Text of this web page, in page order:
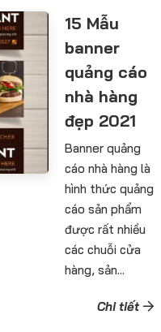
15 Mẫu
banner
quảng cáo
nhà hàng
đẹp 2021
Banner quảng
cáo nhà hàng là
hình thức quảng
cáo sản phẩm
được rất nhiều
các chuỗi cửa
hàng, sản...
Chi tiết